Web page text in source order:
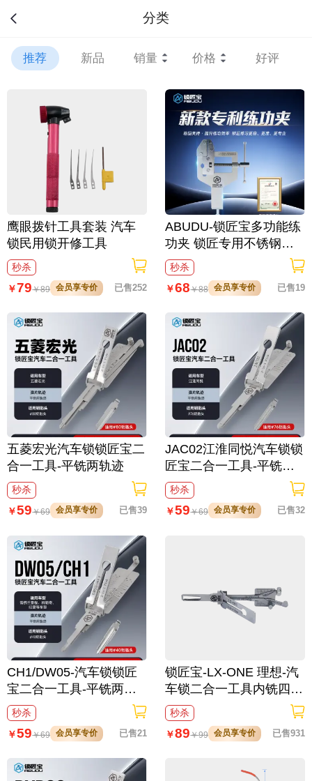
分类
推荐 新品 销量 价格 好评
鹰眼拨针工具套装 汽车
锁民用锁开修工具
秒杀
￥79￥89 会员享专价 已售252
五菱宏光汽车锁锁匠宝二
合一工具-平铣两轨迹
秒杀
￥59￥69 会员享专价 已售39
CH1/DW05-汽车锁锁匠
宝二合一工具-平铣两轨
迹 适用雪佛兰/景程/科帕
奇/哈雷
秒杀
￥59￥69 会员享专价 已售21
ABUDU-锁匠宝多功能练
功夹 锁匠专用不锈钢练
功夹 锁具架子
秒杀
￥68￥88 会员享专价 已售19
JAC02江淮同悦汽车锁锁
匠宝二合一工具-平铣两
轨迹
秒杀
￥59￥69 会员享专价 已售32
锁匠宝-LX-ONE 理想-汽
车锁二合一工具内铣四轨
迹
秒杀
￥89￥99 会员享专价 已售931